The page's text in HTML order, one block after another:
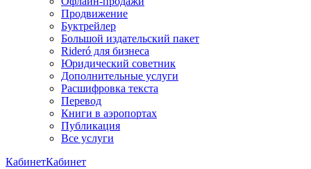
Продвижение
Буктрейлер
Большой издательский пакет
Rideró для бизнеса
Юридический советник
Дополнительные услуги
Расшифровка текста
Перевод
Книги в аэропортах
Публикация
Все услуги
КабинетКабинет